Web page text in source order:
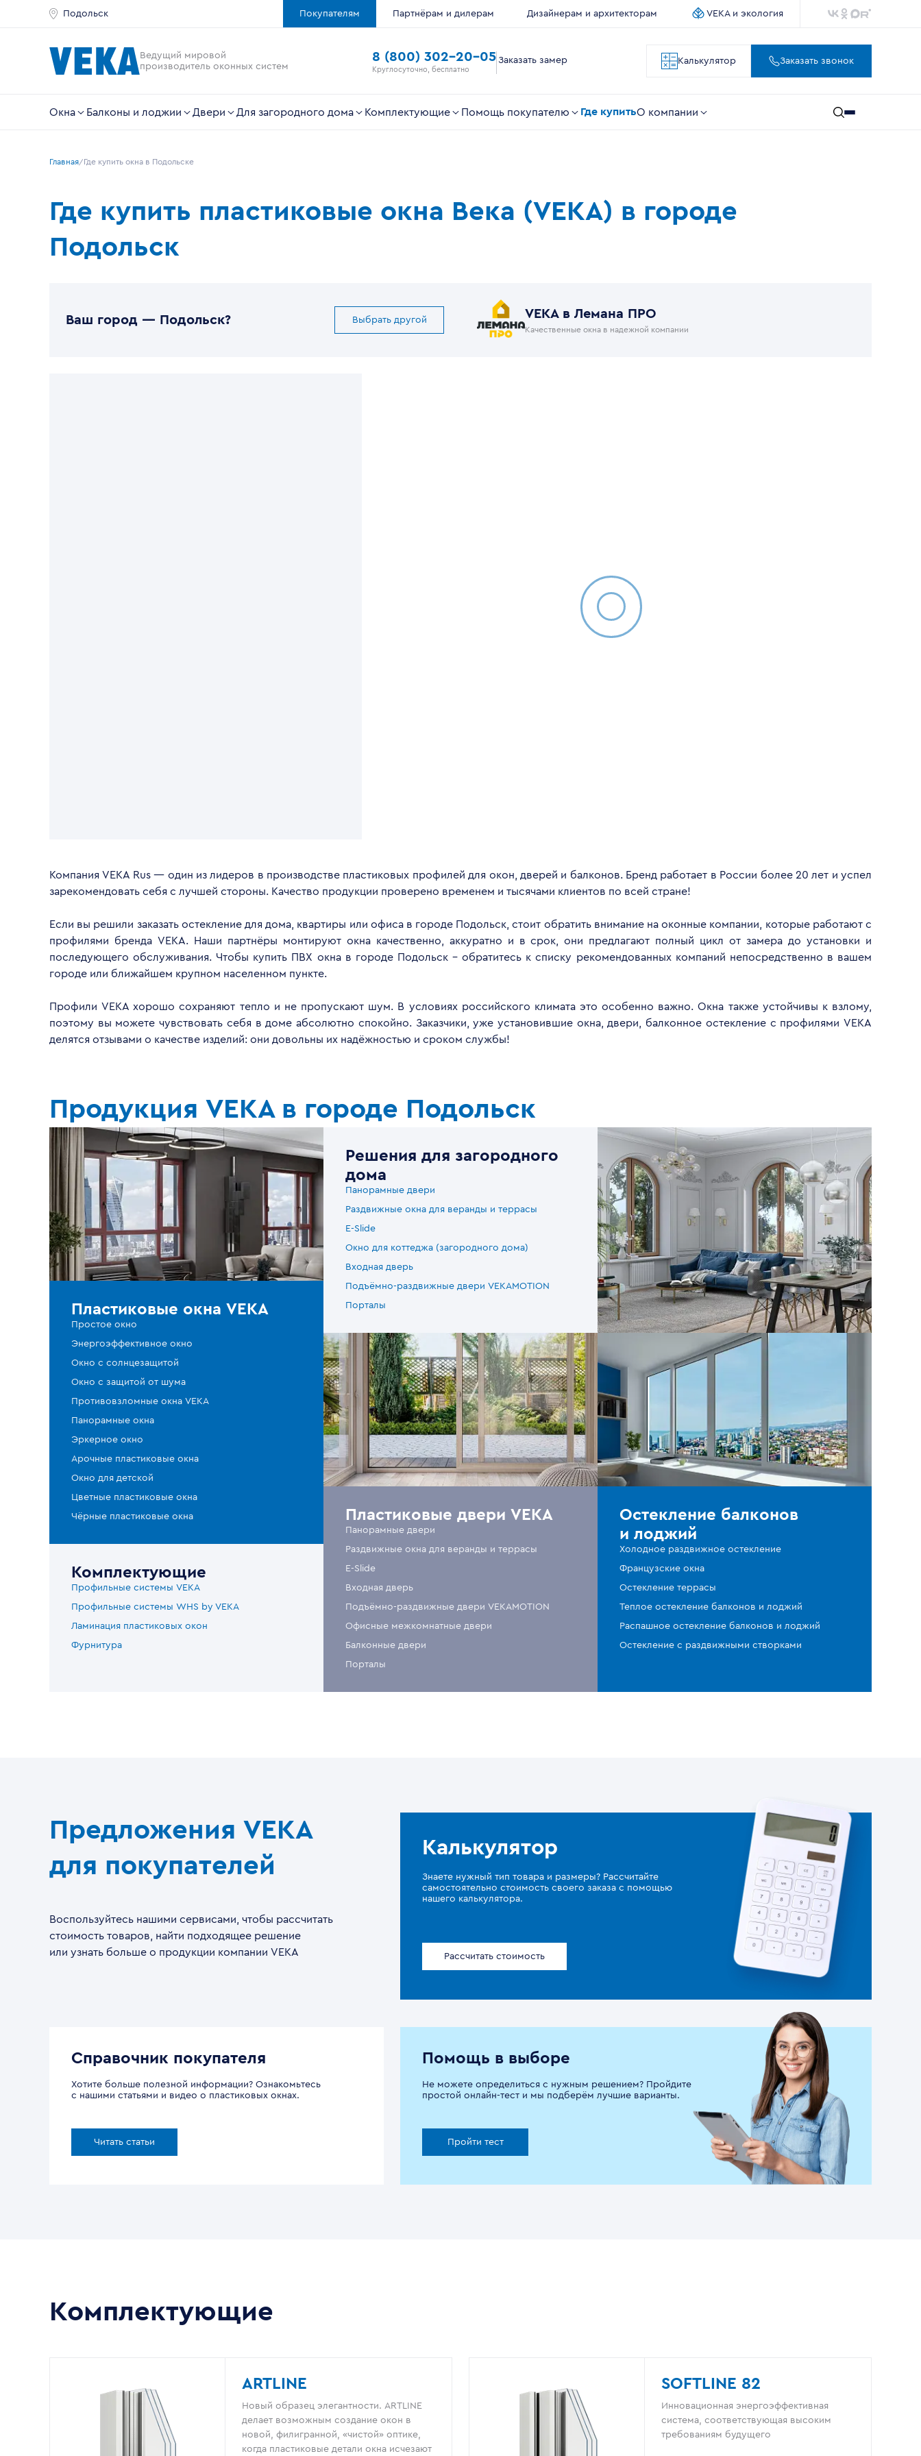
Подольск Покупателям Партнёрам и дилерам Дизайнерам и архитекторам VEKA и экология
Ведущий мировой
производитель оконных систем
8 (800) 302-20-05
Круглосуточно, бесплатно
Заказать замер Калькулятор Заказать звонок
Окна Балконы и лоджии Двери Для загородного дома Комплектующие Помощь покупателю Где купитьО компании
Главная Где купить окна в Подольске
Где купить пластиковые окна Века (VEKA) в городе
Подольск
Ваш город — Подольск? Выбрать другой VEKA в Лемана ПРО
Качественные окна в надежной компании
Компания VEKA Rus — один из лидеров в производстве пластиковых профилей для окон, дверей и балконов. Бренд работает в России более 20 лет и успел
зарекомендовать себя с лучшей стороны. Качество продукции проверено временем и тысячами клиентов по всей стране!
Если вы решили заказать остекление для дома, квартиры или офиса в городе Подольск, стоит обратить внимание на оконные компании, которые работают с
профилями бренда VEKA. Наши партнёры монтируют окна качественно, аккуратно и в срок, они предлагают полный цикл от замера до установки и
последующего обслуживания. Чтобы купить ПВХ окна в городе Подольск - обратитесь к списку рекомендованных компаний непосредственно в вашем
городе или ближайшем крупном населенном пункте.
Профили VEKA хорошо сохраняют тепло и не пропускают шум. В условиях российского климата это особенно важно. Окна также устойчивы к взлому,
поэтому вы можете чувствовать себя в доме абсолютно спокойно. Заказчики, уже установившие окна, двери, балконное остекление с профилями VEKA
делятся отзывами о качестве изделий: они довольны их надёжностью и сроком службы!
Продукция VEKA в городе Подольск
Пластиковые окна VEKA
Простое окно
Энергоэффективное окно
Окно с солнцезащитой
Окно с защитой от шума
Противовзломные окна VEKA
Панорамные окна
Эркерное окно
Арочные пластиковые окна
Окно для детской
Цветные пластиковые окна
Чёрные пластиковые окна
Комплектующие
Профильные системы VEKA
Профильные системы WHS by VEKA
Ламинация пластиковых окон
Фурнитура
Решения для загородного
дома
Панорамные двери
Раздвижные окна для веранды и террасы
E-Slide
Окно для коттеджа (загородного дома)
Входная дверь
Подъёмно-раздвижные двери VEKAMOTION
Порталы
Пластиковые двери VEKA
Панорамные двери
Раздвижные окна для веранды и террасы
E-Slide
Входная дверь
Подъёмно-раздвижные двери VEKAMOTION
Офисные межкомнатные двери
Балконные двери
Порталы
Остекление балконов
и лоджий
Холодное раздвижное остекление
Французские окна
Остекление террасы
Теплое остекление балконов и лоджий
Распашное остекление балконов и лоджий
Остекление с раздвижными створками
Предложения VEKA
для покупателей
Воспользуйтесь нашими сервисами, чтобы рассчитать
стоимость товаров, найти подходящее решение
или узнать больше о продукции компании VEKA
Калькулятор
Знаете нужный тип товара и размеры? Рассчитайте
самостоятельно стоимость своего заказа с помощью
нашего калькулятора.
Рассчитать стоимость
Справочник покупателя
Хотите больше полезной информации? Ознакомьтесь
с нашими статьями и видео о пластиковых окнах.
Читать статьи
Помощь в выборе
Не можете определиться с нужным решением? Пройдите
простой онлайн-тест и мы подберём лучшие варианты.
Пройти тест
Комплектующие
ARTLINE
Новый образец элегантности. ARTLINE
делает возможным создание окон в
новой, филигранной, «чистой» оптике,
когда пластиковые детали окна исчезают
SOFTLINE 82
Инновационная энергоэффективная
система, соответствующая высоким
требованиям будущего